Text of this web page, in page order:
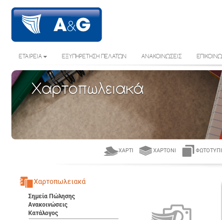
ΕΤΑΙΡΕΙΑ ΕΞΥΠΗΡΕΤΗΣΗ ΠΕΛΑΤΩΝ ΑΝΑΚΟΙΝΩΣΕΙΣ
Χαρτοπωλειακά
ΧΑΡΤΊ ΧΑΡΤΌΝΙ
Χαρτοπωλειακά
Σημεία Πώλησης
Ανακοινώσεις
Κατάλογος